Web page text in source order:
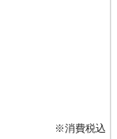
※消費税込